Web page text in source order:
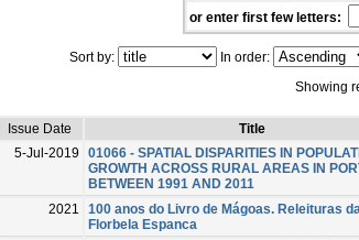
or enter first few letters:
Sort by: In order:
Showing
Issue Date
Title
5-Jul-2019
01066 - SPATIAL DISPARITIES IN
GROWTH ACROSS RURAL AREAS IN
BETWEEN 1991 AND 2011
2021
100 anos do Livro de Mágoas. Releituras
Florbela Espanca